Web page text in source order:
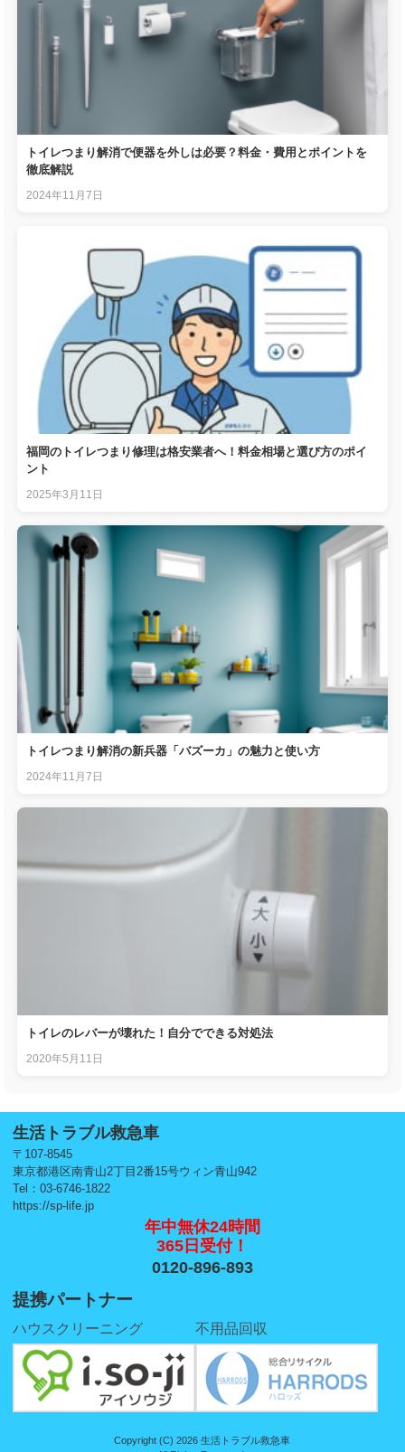
トイレつまり解消で便器を外しは必要？料金・費用とポイントを
徹底解説
2024年11月7日
福岡のトイレつまり修理は格安業者へ！料金相場と選び方のポイ
ント
2025年3月11日
トイレつまり解消の新兵器「バズーカ」の魅力と使い方
2024年11月7日
トイレのレバーが壊れた！自分でできる対処法
2020年5月11日
生活トラブル救急車
〒107-8545
東京都港区南青山2丁目2番15号ウィン青山942
Tel：03-6746-1822
https://sp-life.jp
年中無休24時間
365日受付！
0120-896-893
提携パートナー
ハウスクリーニング 不用品回収
Copyright (C) 2026 生活トラブル救急車